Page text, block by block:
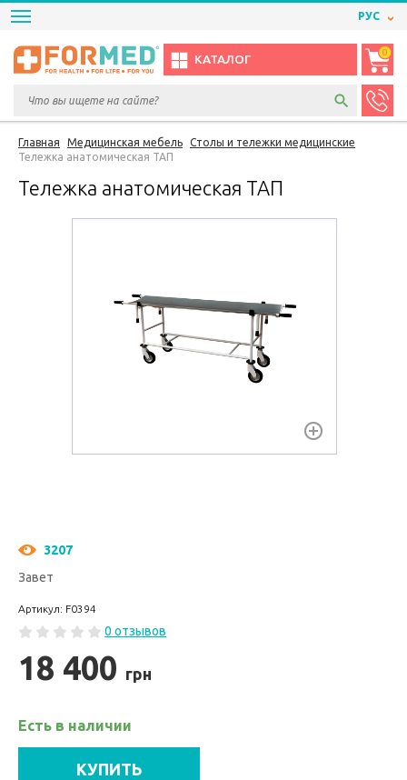
РУС
КАТАЛОГ
0
Главная Медицинская мебель
Столы и тележки медицинские
Тележка анатомическая ТАП
Тележка анатомическая ТАП
3207
Завет
Артикул: F0394
0 отзывов
18 400 грн
Есть в наличии
КУПИТЬ